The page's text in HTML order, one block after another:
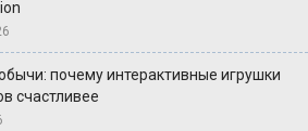
почему интерактивные игрушки
счастливее